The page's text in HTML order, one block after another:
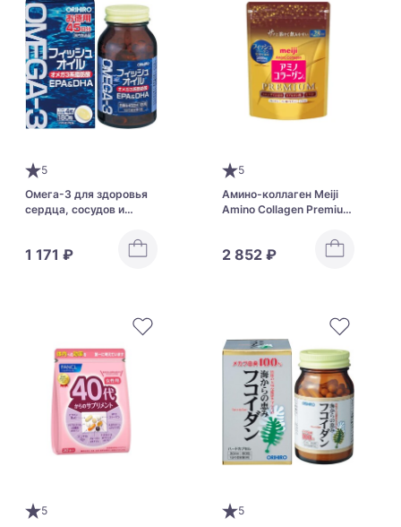
5
Омега-3 для здоровья
сердца, сосудов и
1 171 ₽
5
Амино-коллаген Meiji
Amino Collagen Premium
здоровья суставов
2 852 ₽
5
5